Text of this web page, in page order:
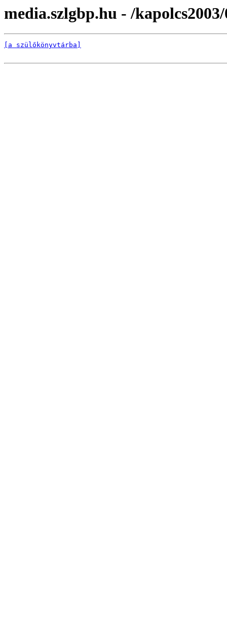
media.szlgbp.hu - /
[a szülőkönyvtárba]